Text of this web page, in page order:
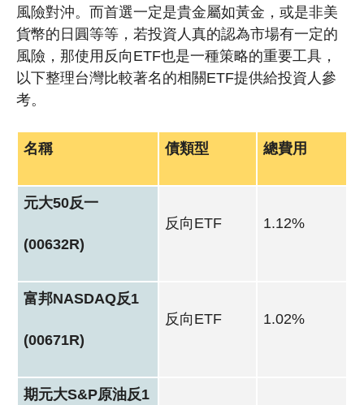
風險對沖。而首選一定是貴金屬如黃金，或是非美
貨幣的日圓等等，若投資人真的認為市場有一定的
風險，那使用反向ETF也是一種策略的重要工具，
以下整理台灣比較著名的相關ETF提供給投資人參
考。
名稱 債類型 總費用
元大50反一
(00632R)
反向ETF 1.12%
富邦NASDAQ反1
(00671R)
反向ETF 1.02%
期元大S&P原油反1